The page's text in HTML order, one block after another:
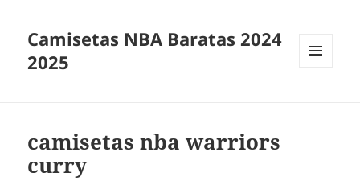
Camisetas NBA Baratas 2024
2025
camisetas nba warriors
curry